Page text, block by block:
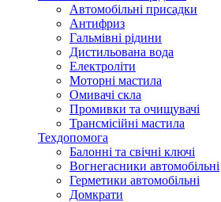
Автомобільні присадки
Антифриз
Гальмівні рідини
Дистильована вода
Електроліти
Моторні мастила
Омивачі скла
Промивки та очищувачі
Трансмісійні мастила
Техдопомога
Балонні та свічні ключі
Вогнегасники автомобільні
Герметики автомобільні
Домкрати